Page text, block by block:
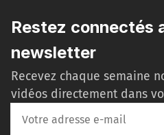
Restez connectés
newsletter
Recevez chaque semaine
vidéos directement dans